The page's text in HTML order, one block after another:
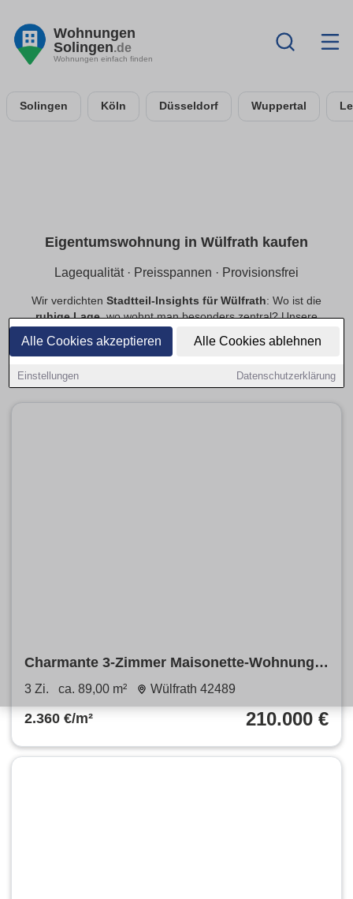
Alle Cookies akzeptieren Alle Cookies ablehnen
Einstellungen Datenschutzerklärung
Wohnungen
Solingen.de
Wohnungen einfach finden
Solingen Köln Düsseldorf Wuppertal
Eigentumswohnung in Wülfrath kaufen
Lagequalität · Preisspannen · Provisionsfrei
Wir verdichten Stadtteil-Insights für Wülfrath: Wo ist die
ruhige Lage, wo wohnt man besonders zentral? Unsere
helfen bei der Budgetplanung. Mit
provisionsfreials Priorität findest du schneller passende
Charmante 3-Zimmer Maisonette-Wohnung
mit Balkon in Wülfrath
3 Zi. ca. 89,00 m² Wülfrath 42489
2.360 €/m² 210.000 €